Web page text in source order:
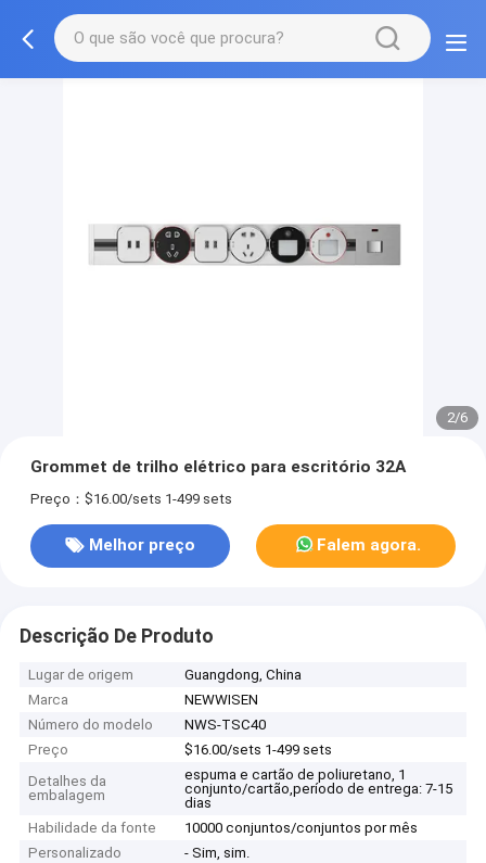
2/6
Grommet de trilho elétrico para escritório 32A
Preço：$16.00/sets 1-499 sets
Melhor preço Falem agora.
Descrição De Produto
Lugar de origem
Guangdong, China
Marca
NEWWISEN
Número do modelo
NWS-TSC40
Preço
$16.00/sets 1-499 sets
Detalhes da
embalagem
espuma e cartão de poliuretano, 1
conjunto/cartão,período de entrega: 7-15
dias
Habilidade da fonte
10000 conjuntos/conjuntos por mês
Personalizado
- Sim, sim.